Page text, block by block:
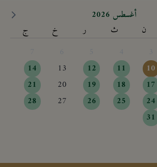
أغسطس 2026
ن ث ر خ
ج
10
11
12
13
14
17
18
19
20
21
24
25
26
27
28
31